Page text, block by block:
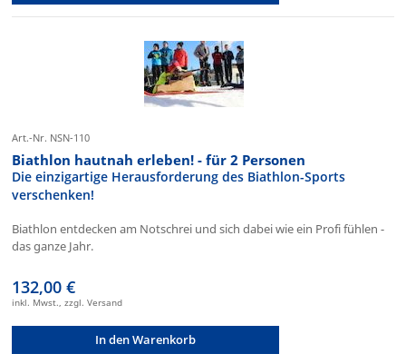
Art.-Nr. NSN-110
Biathlon hautnah erleben! - für 2 Personen
Die einzigartige Herausforderung des Biathlon-Sports
verschenken!
Biathlon entdecken am Notschrei und sich dabei wie ein Profi fühlen -
das ganze Jahr.
132,00 €
inkl. Mwst., zzgl. Versand
In den Warenkorb